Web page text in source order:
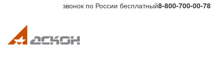
звонок по России бесплатный8-800-700-00-78